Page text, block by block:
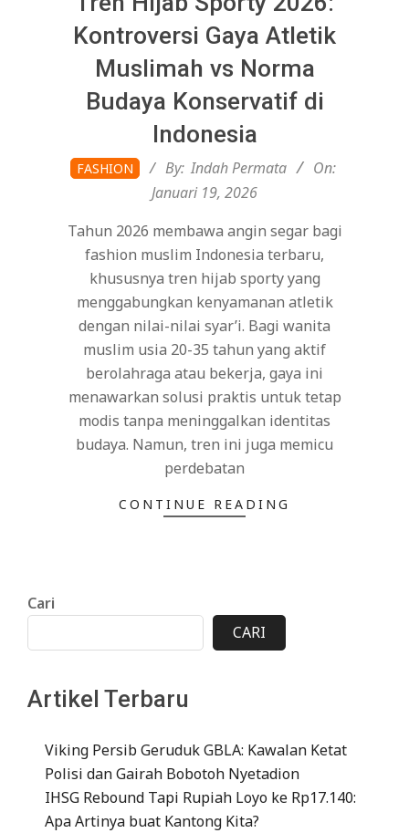
Kontroversi Gaya Atletik
Muslimah vs Norma
Budaya Konservatif di
Indonesia
2026-
01-
FASHION By: Indah Permata
On:
Januari 19, 2026
Tahun 2026 membawa angin segar bagi
fashion muslim Indonesia terbaru,
khususnya tren hijab sporty yang
menggabungkan kenyamanan atletik
dengan nilai-nilai syar’i. Bagi wanita
muslim usia 20-35 tahun yang aktif
berolahraga atau bekerja, gaya ini
menawarkan solusi praktis untuk tetap
modis tanpa meninggalkan identitas
budaya. Namun, tren ini juga memicu
perdebatan
CONTINUE READING
Cari
CARI
Artikel Terbaru
Viking Persib Geruduk GBLA: Kawalan Ketat
Polisi dan Gairah Bobotoh Nyetadion
IHSG Rebound Tapi Rupiah Loyo ke Rp17.140:
Apa Artinya buat Kantong Kita?